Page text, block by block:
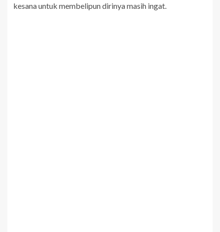
kesana untuk membelipun dirinya masih ingat.